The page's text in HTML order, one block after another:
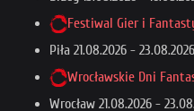
Festiwal Gier i
Piła 21.08.2026 - 23.08.2026
Wrocławskie Dni
Wrocław 21.08.2026 -